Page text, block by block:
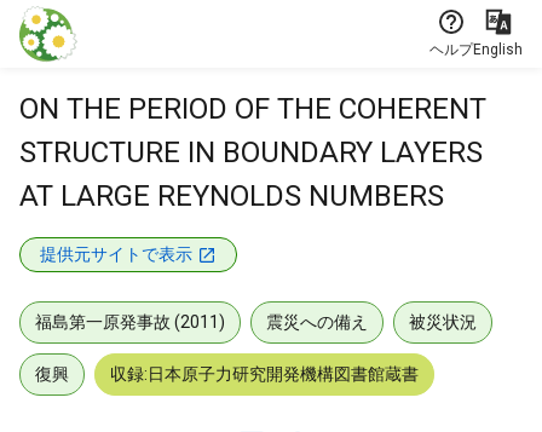
本文に飛ぶ
ヘルプEnglish
ON THE PERIOD OF THE COHERENT
STRUCTURE IN BOUNDARY LAYERS
AT LARGE REYNOLDS NUMBERS
提供元サイトで表示
福島第一原発事故 (2011) 震災への備え 被災状況
復興 収録:日本原子力研究開発機構図書館蔵書